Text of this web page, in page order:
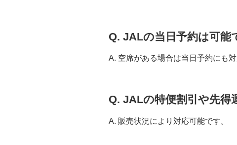
Q. JALの当日予約は可能
A. 空席がある場合は当日予約にも対
Q. JALの特便割引や先得
A. 販売状況により対応可能です。